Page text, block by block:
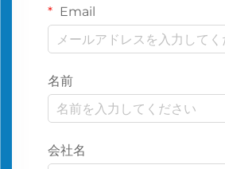
Email
名前
会社名